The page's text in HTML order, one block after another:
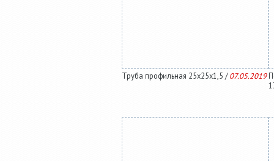
Труба профильная 25х25х1,5 /07.05.2019